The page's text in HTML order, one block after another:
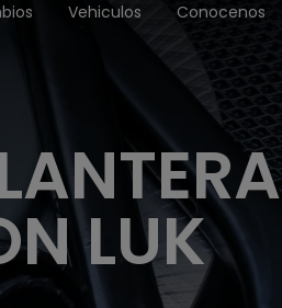
Vehiculos Conocenos
LUK